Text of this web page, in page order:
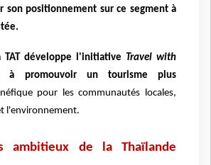
son positionnement sur ce segment à
TAT développe l'initiative Travel with
à promouvoir un tourisme plus
pour les communautés locales,
l'environnement.
ambitieux de la Thaïlande